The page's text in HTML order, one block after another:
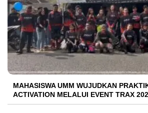
MAHASISWA UMM WUJUDKAN
ACTIVATION MELALUI EVENT TRAX